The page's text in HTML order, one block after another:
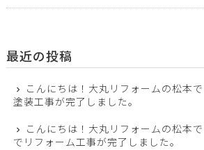
最近の投稿
こんにちは！大丸リフォームの松本
塗装工事が完了しました。
こんにちは！大丸リフォームの松本
でリフォーム工事が完了しました。